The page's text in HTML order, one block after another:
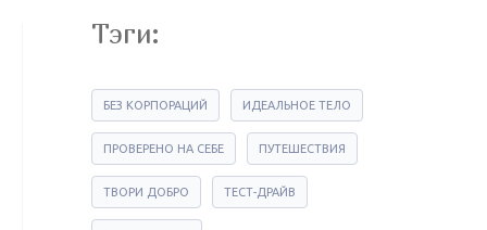
Тэги:
БЕЗ КОРПОРАЦИЙ ИДЕАЛЬНОЕ ТЕЛО
ПРОВЕРЕНО НА СЕБЕ ПУТЕШЕСТВИЯ
ТВОРИ ДОБРО ТЕСТ-ДРАЙВ